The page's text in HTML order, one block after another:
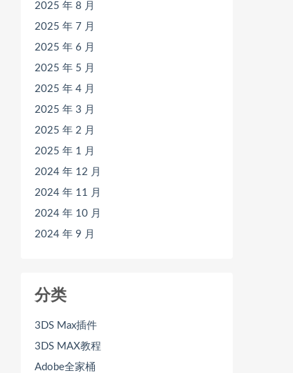
2025 年 8 月
2025 年 7 月
2025 年 6 月
2025 年 5 月
2025 年 4 月
2025 年 3 月
2025 年 2 月
2025 年 1 月
2024 年 12 月
2024 年 11 月
2024 年 10 月
2024 年 9 月
分类
3DS Max插件
3DS MAX教程
Adobe全家桶